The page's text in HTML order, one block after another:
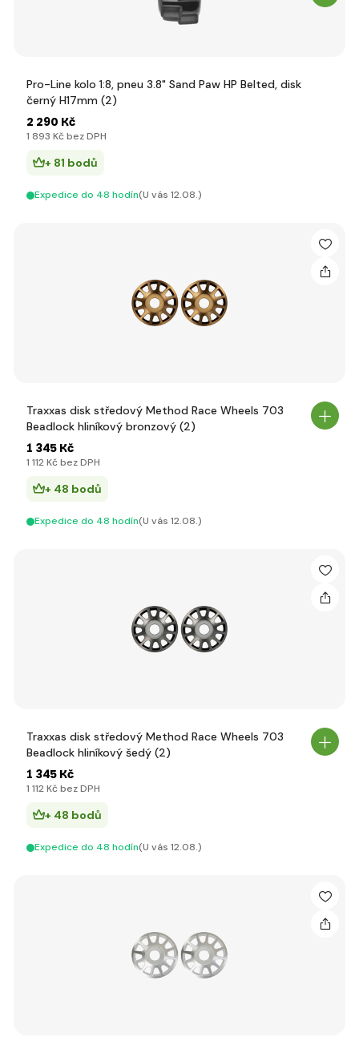
Pro-Line kolo 1:8, pneu 3.8" Sand Paw HP Belted, disk
černý H17mm (2)
2 290 Kč
1 893 Kč bez DPH
+ 81 bodů
Expedice do 48 hodín(U vás 12.08.)
Traxxas disk středový Method Race Wheels 703
Beadlock hliníkový bronzový (2)
1 345 Kč
1 112 Kč bez DPH
+ 48 bodů
Expedice do 48 hodín(U vás 12.08.)
Traxxas disk středový Method Race Wheels 703
Beadlock hliníkový šedý (2)
1 345 Kč
1 112 Kč bez DPH
+ 48 bodů
Expedice do 48 hodín(U vás 12.08.)